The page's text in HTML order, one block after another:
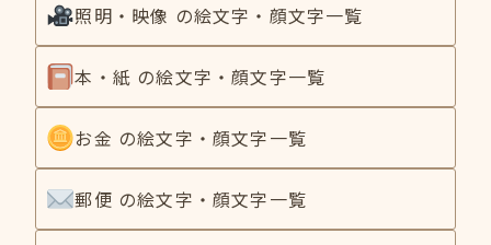
照明・映像 の絵文字・顔文字一覧
本・紙 の絵文字・顔文字一覧
お金 の絵文字・顔文字一覧
郵便 の絵文字・顔文字一覧